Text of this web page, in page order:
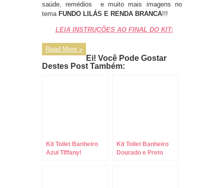
saúde, remédios e muito mais imagens no
tema FUNDO LILÁS E RENDA BRANCA!!!
LEIA INSTRUÇÕES AO FINAL DO KIT:
Read More »
Ei! Você Pode Gostar
Destes Post Também:
Kit Toilet Banheiro
Azul TIffany!
Kit Toilet Banheiro
Dourado e Preto